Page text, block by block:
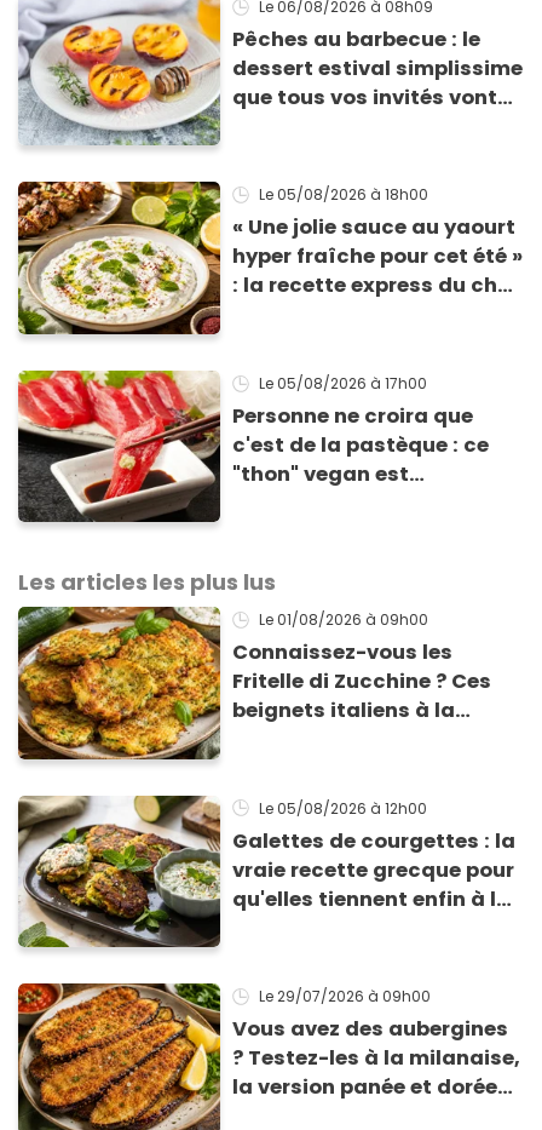
Le 06/08/2026 à 08h09
Pêches au barbecue : le
dessert estival simplissime
que tous vos invités vont
Le 05/08/2026 à 18h00
« Une jolie sauce au yaourt
hyper fraîche pour cet été »
: la recette express du chef
grillades
Le 05/08/2026 à 17h00
Personne ne croira que
c'est de la pastèque : ce
"thon" vegan est
Les articles les plus lus
Le 01/08/2026 à 09h00
Connaissez-vous les
Fritelle di Zucchine ? Ces
beignets italiens à la
Le 05/08/2026 à 12h00
Galettes de courgettes : la
vraie recette grecque pour
qu'elles tiennent enfin à la
Le 29/07/2026 à 09h00
Vous avez des aubergines
? Testez-les à la milanaise,
la version panée et dorée